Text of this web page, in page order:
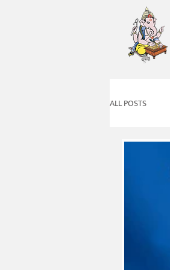
ALL POSTS